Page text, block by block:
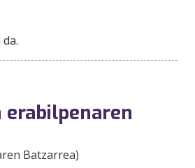
erabilpenaren
Batzarrea)